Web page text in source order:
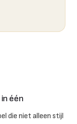
één
die niet alleen stijl